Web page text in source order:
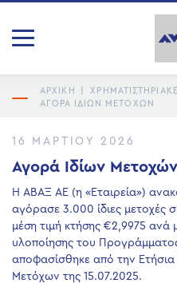
ΑΡΧΙΚΗ
ΑΓΟΡΆ ΙΔΊΩΝ ΜΕΤΟΧΏΝ
16 ΜΑΡΤΊΟΥ 2026
Αγορά Ιδίων Μετοχών
Η ΑΒΑΞ ΑΕ (η «Εταιρεία»)
αγόρασε 3.000 ίδιες μετοχές
μέση τιμή κτήσης €2,9975 ανά
υλοποίησης του
αποφασίσθηκε από την Ετήσια
Μετόχων της 15.07.2025.